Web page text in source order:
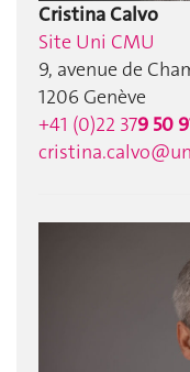
Cristina Calvo
Site Uni CMU
9, avenue de
1206 Genève
+41 (0)22 379 50